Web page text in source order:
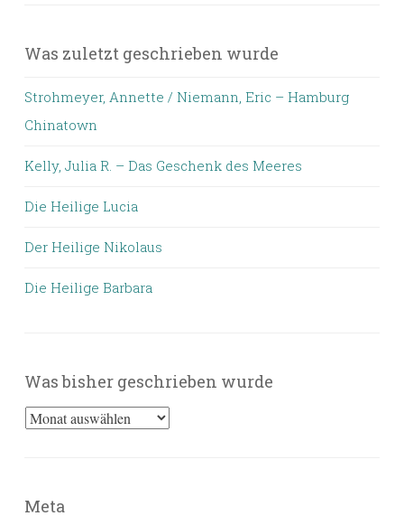
Was zuletzt geschrieben wurde
Strohmeyer, Annette / Niemann, Eric – Hamburg
Chinatown
Kelly, Julia R. – Das Geschenk des Meeres
Die Heilige Lucia
Der Heilige Nikolaus
Die Heilige Barbara
Was bisher geschrieben wurde
Was
wurde
Meta